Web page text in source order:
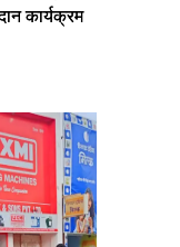
कार्यक्रम